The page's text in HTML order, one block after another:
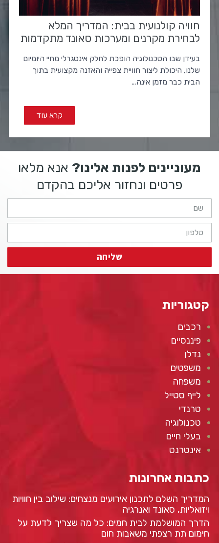
חוויה קולנועית בבית: המדריך המלא
לבחירת מקרנים ומערכות סאונד מתקדמות
בעידן שבו הטכנולוגיה הופכת לחלק אינטגרלי מחיי היומיום
שלנו, היכולת ליצור חוויית צפייה והאזנה מקצועית בתוך
הבית כבר מזמן אינה…
קרא עוד
מעוניינים לפנות אלינו? אנא מלאו
פרטים ונחזור אליכם בהקדם
שליחה
קטגוריות
רכבים
פיננסיים
נדלן
משפטים
משפחה
לייף סטייל
טרנדי
טכנולוגיה
בעלי חיים
אינטרנט
כתבות אחרונות
המדריך השלם לתכנון אירועים מנצחים: שילוב בין חוויות
ויזואליות, סאונד ואנרגיה
הדרך המושלמת לבית חמים: כל מה שצריך לדעת על
חימום תת רצפתי משאבות חום